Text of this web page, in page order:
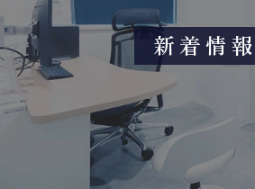
鏡
フ
ォ
ロ
ッ
新着情報